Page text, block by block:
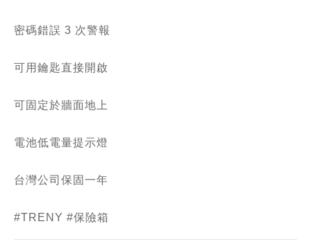
密碼錯誤 3 次警報
可用鑰匙直接開啟
可固定於牆面地上
電池低電量提示燈
台灣公司保固一年
#TRENY #保險箱